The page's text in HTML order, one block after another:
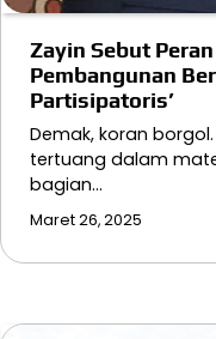
Zayin Sebut
Pembangunan
Partisipatoris’
Demak, koran
tertuang dalam
bagian…
Maret 26, 2025